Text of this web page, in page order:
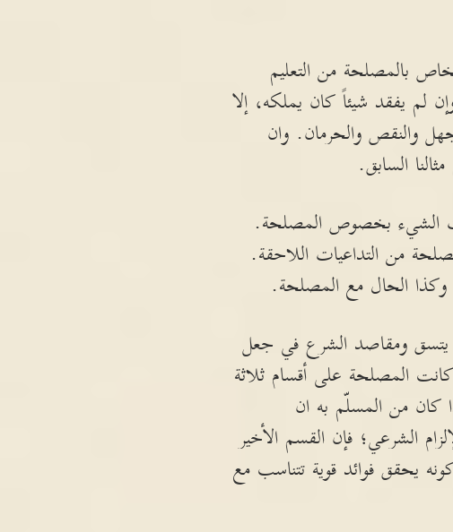
بالمصلحة من التعليم
لم يفقد شيئاً كان يملكه، إلا
والنقص والحرمان. وان
السابق.
الشيء بخصوص المصلحة.
من التداعيات اللاحقة.
الحال مع المصلحة.
يتسق ومقاصد الشرع في جعل
المصلحة على أقسام ثلاثة
كان من المسلّم به ان
الشرعي؛ فإن القسم الأخير
يحقق فوائد قوية تتناسب مع